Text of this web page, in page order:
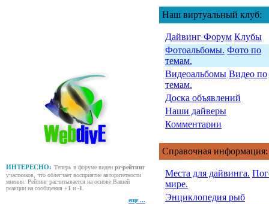
ИНТЕРЕСНО: Теперь в форуме виден pr-рейтинг
участников, что облегчает восприятие авторитетности
мнения. Рейтинг расчитывается на основе Вашей
реакции на сообщения +1 и -1
еще ...
Наш виртуальный клуб:
Дайвинг Форум Клубы
Фотоальбомы. Фото по
темам.
Видеоальбомы Видео по
темам.
Доска объявлений
Наши дайверы
Комментарии
Справочная информация:
Места для дайвинга.
мире.
Энциклопедия рыб